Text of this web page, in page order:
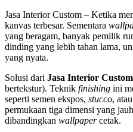
Jasa Interior Custom – Ketika
kanvas terbesar. Sementara
yang beragam, banyak pemilik
dinding yang lebih tahan lama,
yang nyata.
Solusi dari Jasa Interior Custom
bertekstur). Teknik finishing ini
seperti semen ekspos, stucco,
permukaan tiga dimensi yang
dibandingkan wallpapercetak.